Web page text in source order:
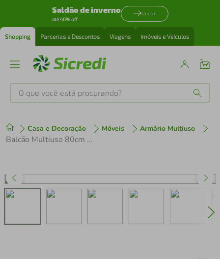
Saldão de inverno
até 40% off
Quero
Shopping Parcerias e Descontos Viagens Imóveis e Veículos
O que você está procurando?
Casa e Decoração Móveis Armário Multiuso
Balcão Multiuso 80cm 2 Portas Branco/Cinza Agata Madesa
1º tenis
perfume